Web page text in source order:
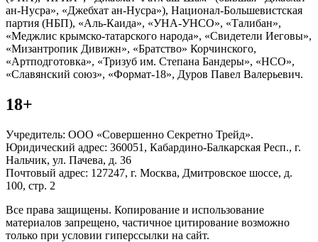
ан-Нусра», «Джебхат ан-Нусра»), Национал-Большевистская
партия (НБП), «Аль-Каида», «УНА-УНСО», «Талибан»,
«Меджлис крымско-татарского народа», «Свидетели Иеговы»,
«Мизантропик Дивижн», «Братство» Корчинского,
«Артподготовка», «Тризуб им. Степана Бандеры», «НСО»,
«Славянский союз», «Формат-18», Дуров Павел Валерьевич.
18+
Учредитель: ООО «Совершенно Секретно Трейд».
Юридический адрес: 360051, Кабардино-Балкарская Респ., г.
Нальчик, ул. Пачева, д. 36
Почтовый адрес: 127247, г. Москва, Дмитровское шоссе, д.
100, стр. 2
Все права защищены. Копирование и использование
материалов запрещено, частичное цитирование возможно
только при условии гиперссылки на сайт.